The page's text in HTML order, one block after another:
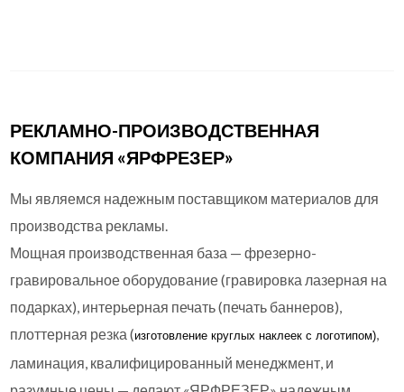
РЕКЛАМНО-ПРОИЗВОДСТВЕННАЯ
КОМПАНИЯ «ЯРФРЕЗЕР»
Мы являемся надежным поставщиком материалов для
производства рекламы.
Мощная производственная база — фрезерно-
гравировальное оборудование (гравировка лазерная на
подарках), интерьерная печать (печать баннеров),
плоттерная резка (изготовление круглыхнаклеек с логотипом),
ламинация, квалифицированный менеджмент, и